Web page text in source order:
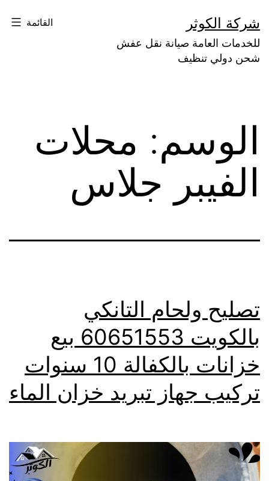
إلى
المحتوى
شركة الكوثر
للخدمات العامة صيانة نقل عفش
شحن دولي تنظيف
القائمة
الوسم: محلات
الفيبر جلاس
تصليح ولحام التانكي
بالكويت 60651553 بيع
خزانات بالكفالة 10 سنوات
تركيب جهاز تبريد خزان الماء